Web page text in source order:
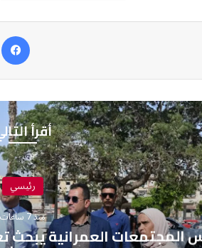
أقرأ
رئيسي
منذ 7 ساعات
المجتمعات العمرانية